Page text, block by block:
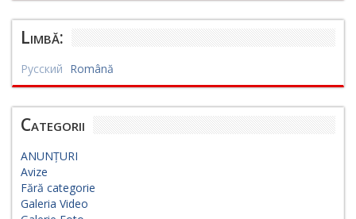
Limbă:
Русский Română
Categorii
ANUNȚURI
Avize
Fără categorie
Galeria Video